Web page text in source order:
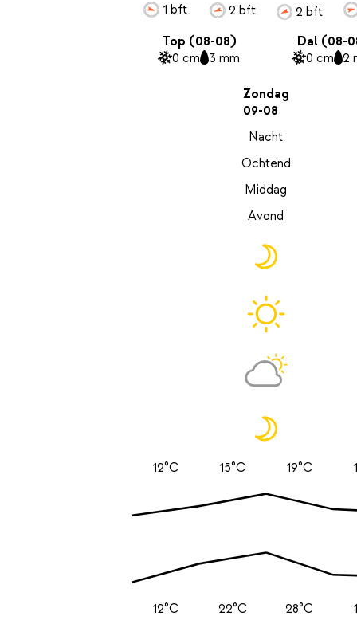
1 bft 2 bft 2 bft
Top (08-08)
0 cm 3 mm
Dal (08-
0 cm 2
Zondag
09-08
Nacht
Ochtend
Middag
Avond
12°C
12°C
15°C
22°C
19°C
28°C